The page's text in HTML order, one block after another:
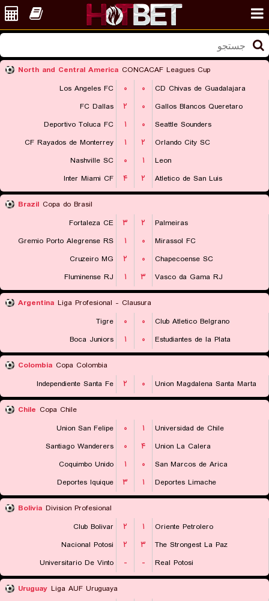
North and Central America CONCACAF Leagues Cup
Los Angeles FC
۰ ۰
CD Chivas de Guadalajara
FC Dallas
۲ ۰
Gallos Blancos Queretaro
Deportivo Toluca FC
۱ ۰
Seattle Sounders
CF Rayados de Monterrey
۱ ۲
Orlando City SC
Nashville SC
۰ ۱
Leon
Inter Miami CF
۴ ۲ Atletico de San Luis
Brazil Copa do Brasil
Fortaleza CE
۳ ۲
Palmeiras
Gremio Porto Alegrense RS
۱ ۰
Mirassol FC
Cruzeiro MG
۲ ۰
Chapecoense SC
Fluminense RJ
۱ ۳ Vasco da Gama RJ
Argentina Liga Profesional - Clausura
Tigre
۰ ۰
Club Atletico Belgrano
Boca Juniors
۱ ۰ Estudiantes de la Plata
Colombia Copa Colombia
Independiente Santa Fe
۲ ۰ Union Magdalena Santa Marta
Chile Copa Chile
Union San Felipe
۰ ۱
Universidad de Chile
Santiago Wanderers
۰ ۴
Union La Calera
Coquimbo Unido
۱ ۰
San Marcos de Arica
Deportes Iquique
۳ ۱ Deportes Limache
Bolivia Division Profesional
Club Bolivar
۲ ۱
Oriente Petrolero
Nacional Potosi
۲ ۳
The Strongest La Paz
Universitario De Vinto
- - Real Potosi
Uruguay Liga AUF Uruguaya